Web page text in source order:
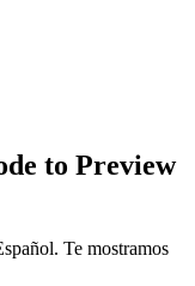
to Preview
Te mostramos